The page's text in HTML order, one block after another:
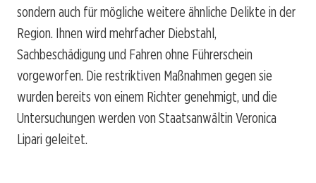
sondern auch für mögliche weitere ähnliche Delikte in der
Region. Ihnen wird mehrfacher Diebstahl,
Sachbeschädigung und Fahren ohne Führerschein
vorgeworfen. Die restriktiven Maßnahmen gegen sie
wurden bereits von einem Richter genehmigt, und die
Untersuchungen werden von Staatsanwältin Veronica
Lipari geleitet.